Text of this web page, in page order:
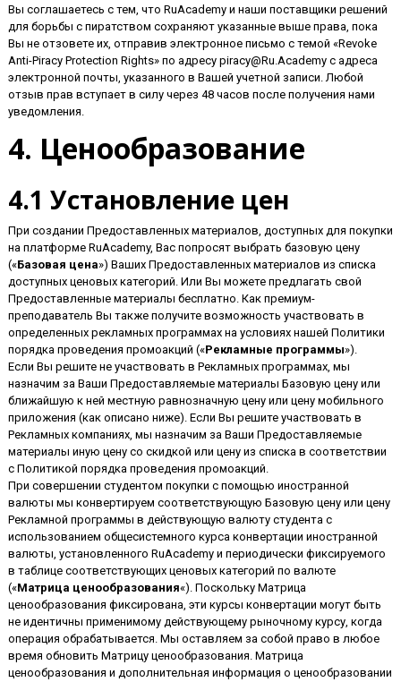
Вы соглашаетесь с тем, что RuAcademy и наши поставщики решений
для борьбы с пиратством сохраняют указанные выше права, пока
Вы не отзовете их, отправив электронное письмо с темой «Revoke
Anti-Piracy Protection Rights» по адресу piracy@Ru.Academy с адреса
электронной почты, указанного в Вашей учетной записи. Любой
отзыв прав вступает в силу через 48 часов после получения нами
уведомления.
4. Ценообразование
4.1 Установление цен
При создании Предоставленных материалов, доступных для покупки
на платформе RuAcademy, Вас попросят выбрать базовую цену
(«Базовая цена») Ваших Предоставленных материалов из списка
доступных ценовых категорий. Или Вы можете предлагать свой
Предоставленные материалы бесплатно. Как премиум-
преподаватель Вы также получите возможность участвовать в
определенных рекламных программах на условиях нашей Политики
порядка проведения промоакций («Рекламные программы»).
Если Вы решите не участвовать в Рекламных программах, мы
назначим за Ваши Предоставляемые материалы Базовую цену или
ближайшую к ней местную равнозначную цену или цену мобильного
приложения (как описано ниже). Если Вы решите участвовать в
Рекламных компаниях, мы назначим за Ваши Предоставляемые
материалы иную цену со скидкой или цену из списка в соответствии
с Политикой порядка проведения промоакций.
При совершении студентом покупки с помощью иностранной
валюты мы конвертируем соответствующую Базовую цену или цену
Рекламной программы в действующую валюту студента с
использованием общесистемного курса конвертации иностранной
валюты, установленного RuAcademy и периодически фиксируемого
в таблице соответствующих ценовых категорий по валюте
(«Матрица ценообразования«). Поскольку Матрица
ценообразования фиксирована, эти курсы конвертации могут быть
не идентичны применимому действующему рыночному курсу, когда
операция обрабатывается. Мы оставляем за собой право в любое
время обновить Матрицу ценообразования. Матрица
ценообразования и дополнительная информация о ценообразовании